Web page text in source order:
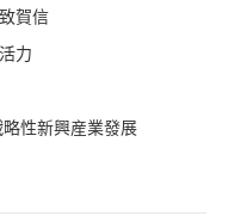
賀信
力
性新興産業發展